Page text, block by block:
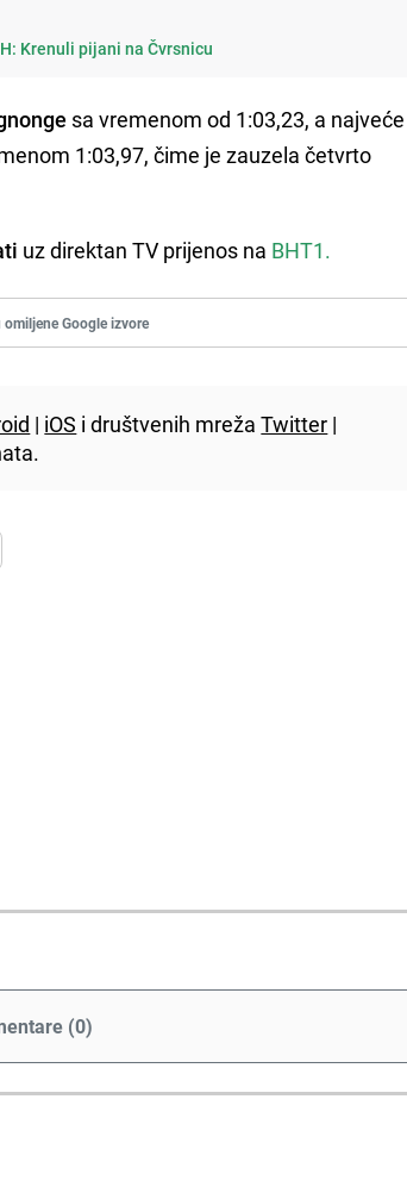
Krenuli pijani na Čvrsnicu
sa vremenom od 1:03,23, a najveće
1:03,97, čime je zauzela četvrto
uz direktan TV prijenos na BHT1.
Google izvore
| iOS i društvenih mrežaTwitter |
(0)